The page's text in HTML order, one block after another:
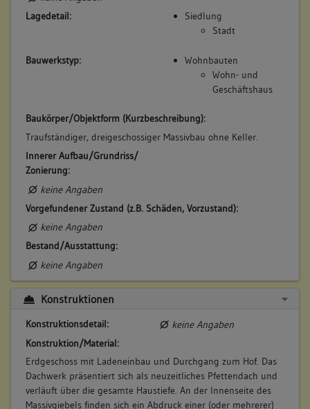
Lagedetail:
Siedlung
Stadt
Bauwerkstyp:
Wohnbauten
Wohn- und
Geschäftshaus
Baukörper/Objektform (Kurzbeschreibung):
Traufständiger, dreigeschossiger Massivbau ohne Keller.
Innerer Aufbau/Grundriss/
Zonierung:
keine Angaben
Vorgefundener Zustand (z.B. Schäden, Vorzustand):
keine Angaben
Bestand/Ausstattung:
keine Angaben
Konstruktionen
Konstruktionsdetail:
keine Angaben
Konstruktion/Material:
Erdgeschoss mit Ladeneinbau und Durchgang zum Hof. Das
Dachwerk präsentiert sich als neuzeitliches Pfettendach und
verläuft über die gesamte Haustiefe. An der Innenseite des
Massivgiebels finden sich ein Abdruck einer (oder mehrerer)